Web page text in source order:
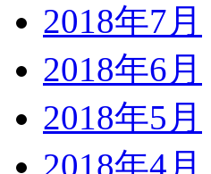
2018年7月
2018年6月
2018年5月
2018年4月